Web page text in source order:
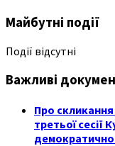
Майбутні події
Події відсутні
Важливі
Про
третьої сесії